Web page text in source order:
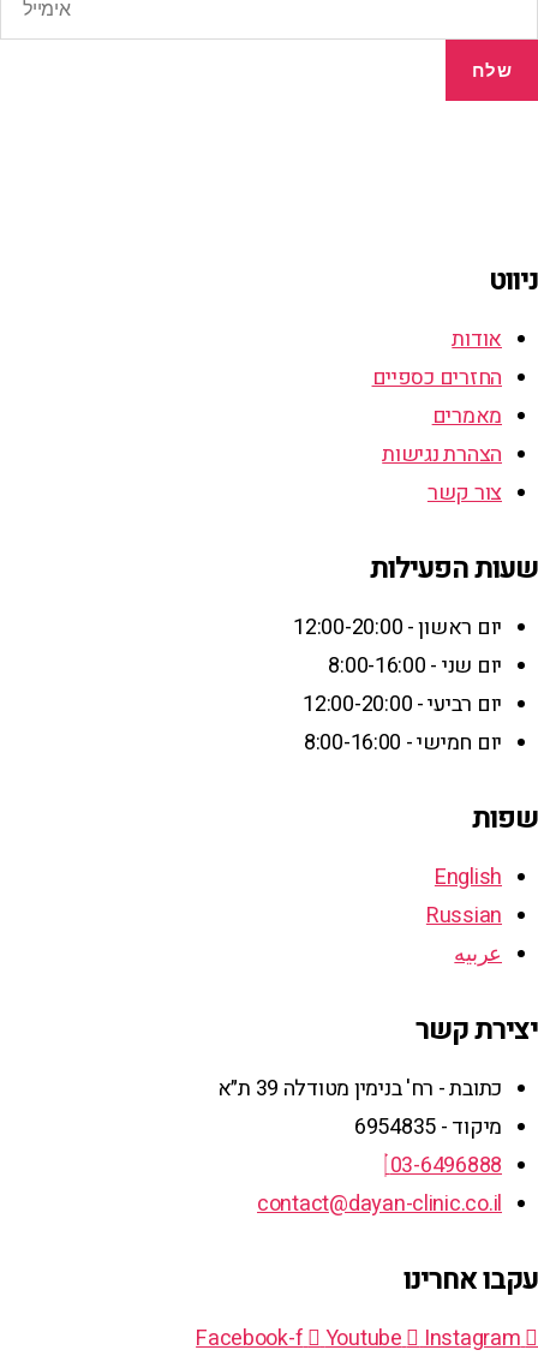
שלח
ניווט
אודות
החזרים כספיים
מאמרים
הצהרת נגישות
צור קשר
שעות הפעילות
יום ראשון - 12:00-20:00
יום שני - 8:00-16:00
יום רביעי - 12:00-20:00
יום חמישי - 8:00-16:00
שפות
English
Russian
عربيه
יצירת קשר
כתובת - רח' בנימין מטודלה 39 ת״א
מיקוד - 6954835
03-6496888
contact@dayan-clinic.co.il
עקבו אחרינו
Facebook-f Youtube Instagram